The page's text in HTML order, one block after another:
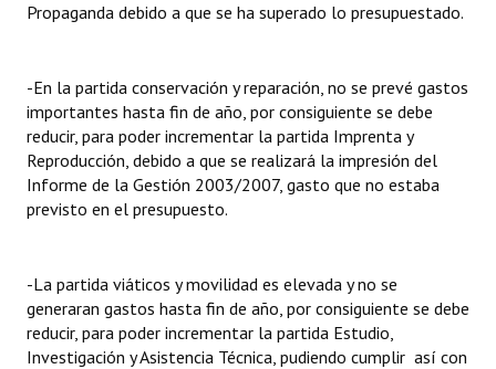
NORMATIVA
Declaraciones
Resoluciones
Resoluciones de Presidencia
Antiguos Pobladores
Noticias Destacadas
Propaganda debido a que se ha superado lo presupuestado.
-En la partida conservación y reparación, no se prevé gastos
importantes hasta fin de año, por consiguiente se debe
reducir, para poder incrementar la partida Imprenta y
Reproducción, debido a que se realizará la impresión del
Informe de la Gestión 2003/2007, gasto que no estaba
previsto en el presupuesto.
-La partida viáticos y movilidad es elevada y no se
generaran gastos hasta fin de año, por consiguiente se debe
reducir, para poder incrementar la partida Estudio,
Investigación y Asistencia Técnica, pudiendo cumplir así con